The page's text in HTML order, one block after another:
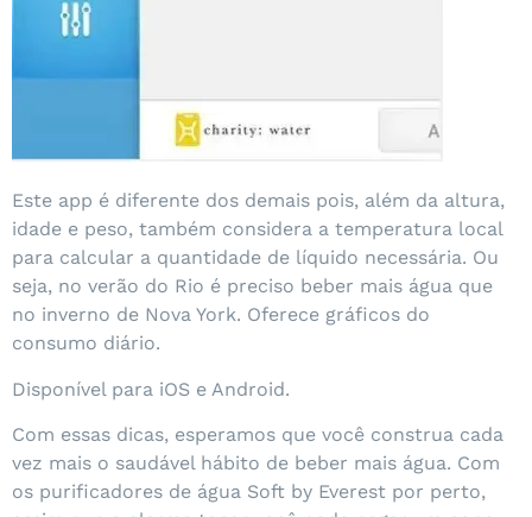
Este app é diferente dos demais pois, além da altura,
idade e peso, também considera a temperatura local
para calcular a quantidade de líquido necessária. Ou
seja, no verão do Rio é preciso beber mais água que
no inverno de Nova York. Oferece gráficos do
consumo diário.
Disponível para iOS e Android.
Com essas dicas, esperamos que você construa cada
vez mais o saudável hábito de beber mais água. Com
os purificadores de água Soft by Everest por perto,